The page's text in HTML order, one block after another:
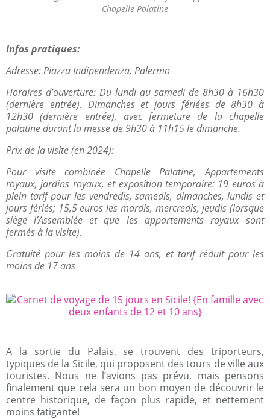
Chapelle Palatine
Infos pratiques:
Adresse: Piazza Indipendenza, Palermo
Horaires d’ouverture: Du lundi au samedi de 8h30 à 16h30
(dernière entrée). Dimanches et jours fériées de 8h30 à
12h30 (dernière entrée), avec fermeture de la chapelle
palatine durant la messe de 9h30 à 11h15 le dimanche.
Prix de la visite (en 2024):
Pour visite combinée Chapelle Palatine, Appartements
royaux, jardins royaux, et exposition temporaire: 19 euros à
plein tarif pour les vendredis, samedis, dimanches, lundis et
jours fériés; 15,5 euros les mardis, mercredis, jeudis (lorsque
siège l’Assemblée et que les appartements royaux sont
fermés à la visite).
Gratuité pour les moins de 14 ans, et tarif réduit pour les
moins de 17 ans
A la sortie du Palais, se trouvent des triporteurs,
typiques de la Sicile, qui proposent des tours de ville aux
touristes. Nous ne l’avions pas prévu, mais pensons
finalement que cela sera un bon moyen de découvrir le
centre historique, de façon plus rapide, et nettement
moins fatigante!